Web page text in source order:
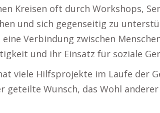
Kreisen oft durch Workshops,
und sich gegenseitig zu
Verbindung zwischen
und ihr Einsatz für soziale
viele Hilfsprojekte im Laufe
geteilte Wunsch, das Wohl